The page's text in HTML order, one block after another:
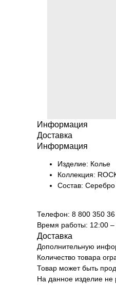
Информация
Доставка
Информация
Изделие: Колье
Коллекция:
Состав:
Телефон: 8 800 350
Время работы: 12:00 –
Доставка
Дополнительную
Количество товара
Товар может быть
На данное изделие не